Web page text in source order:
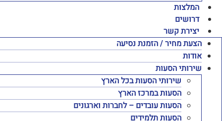
המלצות
דרושים
יצירת קשר
הצעת מחיר / הזמנת נסיעה
אודות
שירותי הסעות
שירותי הסעות בכל הארץ
הסעות במרכז הארץ
הסעות עובדים – לחברות וארגונים
הסעות תלמידים